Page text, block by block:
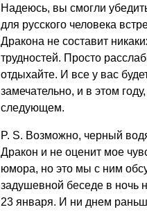
Надеюсь, вы смогли
для русского человека
Дракона не составит
трудностей. Просто
отдыхайте. И все у вас
замечательно, и в этом
следующем.
P. S. Возможно, черный
Дракон и не оценит мое
юмора, но это мы с ним
задушевной беседе в ночь
23 января. И ни днем